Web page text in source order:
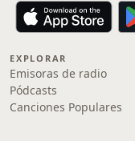
EXPLORAR
Emisoras de radio
Pódcasts
Canciones Populares